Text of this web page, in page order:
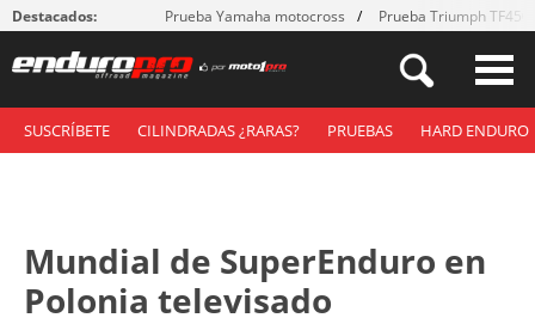
Destacados: Prueba Yamaha motocross Prueba Triumph
SUSCRÍBETE CILINDRADAS ¿RARAS? PRUEBAS HARD ENDURO
Mundial de SuperEnduro en
Polonia televisado